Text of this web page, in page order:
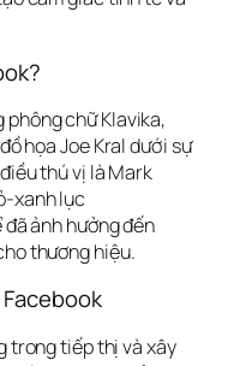
phông chữ Klavika,
họa Joe Kral dưới sự
thú vị là Mark
xanh lục
ảnh hưởng đến
thương hiệu.
Facebook
trong tiếp thị và xây